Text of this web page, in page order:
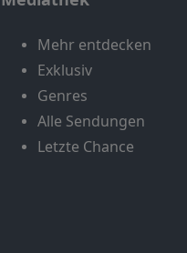
Mehr entdecken
Exklusiv
Genres
Alle Sendungen
Letzte Chance